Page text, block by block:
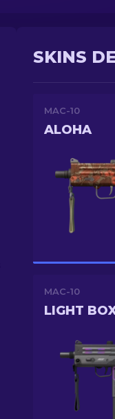
SKINS
MAC-10
ALOHA
MAC-10
LIGHT